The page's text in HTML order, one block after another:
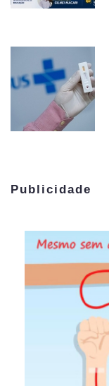
Publicidade